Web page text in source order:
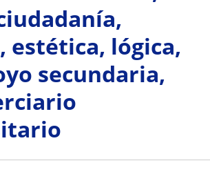
estética, lógica,
secundaria,